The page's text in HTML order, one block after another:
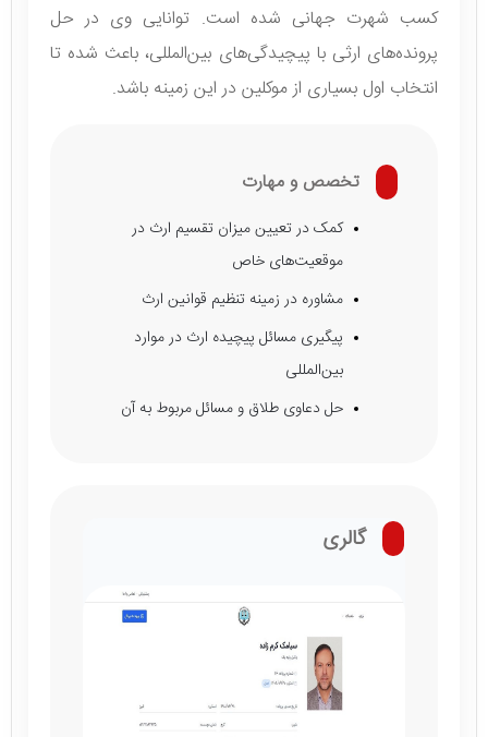
کسب شهرت جهانی شده است. توانایی وی در حل
پرونده‌های ارثی با پیچیدگی‌های بین‌المللی، باعث شده تا
انتخاب اول بسیاری از موکلین در این زمینه باشد.
تخصص و مهارت
کمک در تعیین میزان تقسیم ارث در
موقعیت‌های خاص
مشاوره در زمینه تنظیم قوانین ارث
پیگیری مسائل پیچیده ارث در موارد
بین‌المللی
حل دعاوی طلاق و مسائل مربوط به آن
گالری